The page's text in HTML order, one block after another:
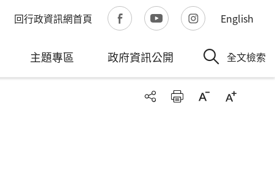
回行政資訊網首頁 English
主題專區 政府資訊公開 全文檢索